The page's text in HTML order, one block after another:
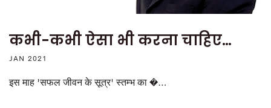
कभी-कभी ऐसा भी करना चाहिए…
JAN 2021
इस माह 'सफल जीवन के सूत्र' स्तम्भ का �…